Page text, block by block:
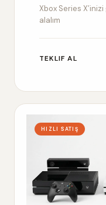
Xbox Series
alalım
TEKLIF AL
HIZLI SATIŞ